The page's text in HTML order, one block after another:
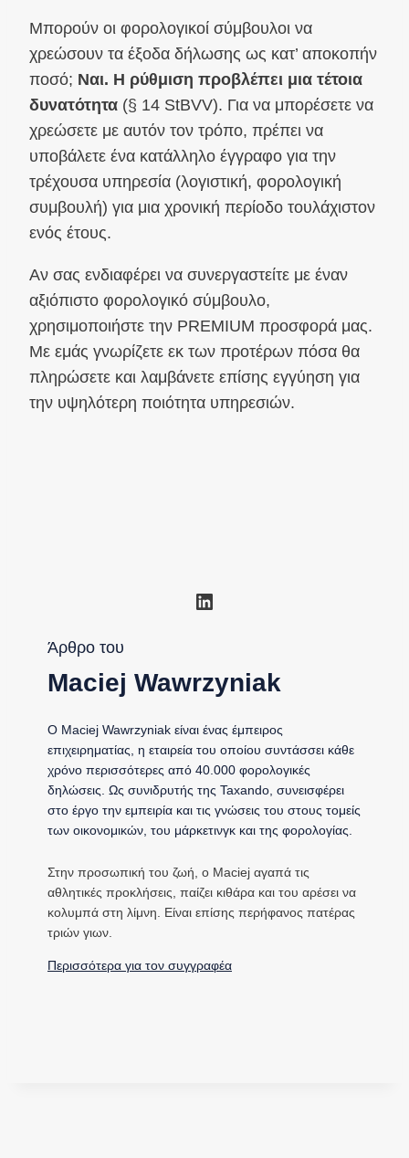
Μπορούν οι φορολογικοί σύμβουλοι να
χρεώσουν τα έξοδα δήλωσης ως κατ’ αποκοπήν
ποσό; Ναι. Η ρύθμιση προβλέπει μια τέτοια
δυνατότητα (§ 14 StBVV). Για να μπορέσετε να
χρεώσετε με αυτόν τον τρόπο, πρέπει να
υποβάλετε ένα κατάλληλο έγγραφο για την
τρέχουσα υπηρεσία (λογιστική, φορολογική
συμβουλή) για μια χρονική περίοδο τουλάχιστον
ενός έτους.
Αν σας ενδιαφέρει να συνεργαστείτε με έναν
αξιόπιστο φορολογικό σύμβουλο,
χρησιμοποιήστε την PREMIUM προσφορά μας.
Με εμάς γνωρίζετε εκ των προτέρων πόσα θα
πληρώσετε και λαμβάνετε επίσης εγγύηση για
την υψηλότερη ποιότητα υπηρεσιών.
Linkedin
Άρθρο του
Maciej Wawrzyniak
Ο Maciej Wawrzyniak είναι ένας έμπειρος
επιχειρηματίας, η εταιρεία του οποίου συντάσσει κάθε
χρόνο περισσότερες από 40.000 φορολογικές
δηλώσεις. Ως συνιδρυτής της Taxando, συνεισφέρει
στο έργο την εμπειρία και τις γνώσεις του στους τομείς
των οικονομικών, του μάρκετινγκ και της φορολογίας.
Στην προσωπική του ζωή, ο Maciej αγαπά τις
αθλητικές προκλήσεις, παίζει κιθάρα και του αρέσει να
κολυμπά στη λίμνη. Είναι επίσης περήφανος πατέρας
τριών γιων.
Περισσότερα για τον συγγραφέα